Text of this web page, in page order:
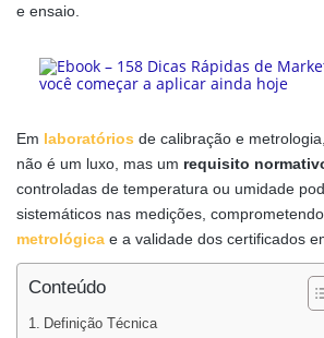
e ensaio.
Em laboratórios de calibração e
não é um luxo, mas um requisito
controladas de temperatura ou umidade
sistemáticos nas medições,
metrológica e a validade dos certificados
Conteúdo
Definição Técnica